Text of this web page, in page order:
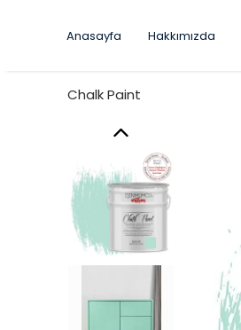
Anasayfa Hakkımızda
Chalk Paint